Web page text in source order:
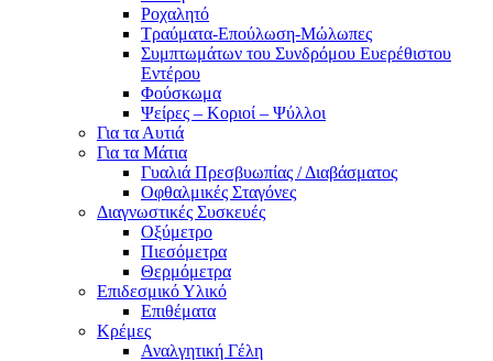
Ροχαλητό
Τραύματα-Επούλωση-Μώλωπες
Συμπτωμάτων του Συνδρόμου Ευερέθιστου
Εντέρου
Φούσκωμα
Ψείρες – Κοριοί – Ψύλλοι
Για τα Αυτιά
Για τα Μάτια
Γυαλιά Πρεσβυωπίας / Διαβάσματος
Οφθαλμικές Σταγόνες
Διαγνωστικές Συσκευές
Οξύμετρο
Πιεσόμετρα
Θερμόμετρα
Επιδεσμικό Υλικό
Επιθέματα
Κρέμες
Αναλγητική Γέλη